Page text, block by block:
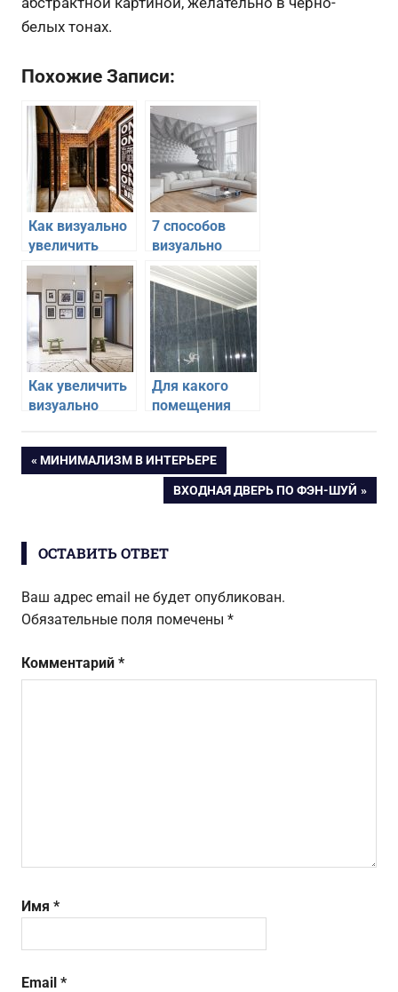
белых тонах.
Похожие Записи:
Как визуально
увеличить
пространство
маленькой
прихожей
7 способов
визуально
увеличить
пространство
небольшой
гостиной
Как увеличить
визуально
помощи зеркал
Для какого
помещения
отделка
пластиковыми
панелями
Навигация
записям
ПРЕДЫДУЩАЯ
ЗАПИСЬ:
МИНИМАЛИЗМ В ИНТЕРЬЕРЕ
СЛЕДУЮЩАЯ
ВХОДНАЯ ДВЕРЬ ПО ФЭН-ШУЙ
ОСТАВИТЬ ОТВЕТ
Ваш адрес email не будет опубликован.
Обязательные поля помечены *
Комментарий *
Имя *
Email *